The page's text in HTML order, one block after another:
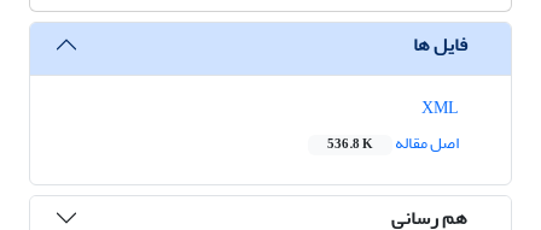
فایل ها
اصل مقاله
536.8 K
هم رسانی